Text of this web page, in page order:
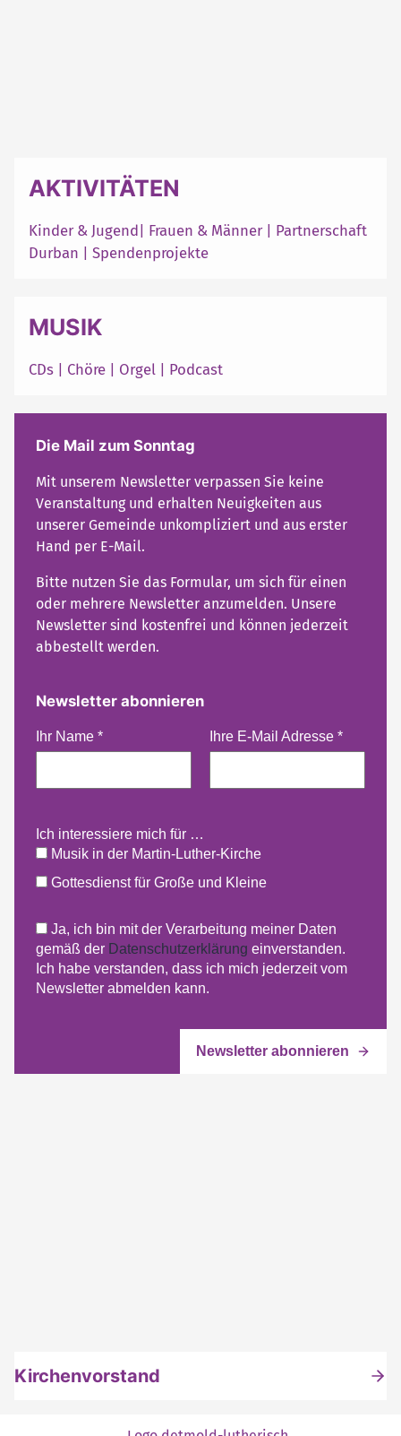
AKTIVITÄTEN
Kinder & Jugend Frauen & Männer| Partnerschaft
Durban
Spendenprojekte
MUSIK
CDs Chöre Orgel Podcast
Die Mail zum Sonntag
Mit unserem Newsletter verpassen Sie keine
Veranstaltung und erhalten Neuigkeiten aus
unserer Gemeinde unkompliziert und aus erster
Hand per E-Mail.
Bitte nutzen Sie das Formular, um sich für einen
oder mehrere Newsletter anzumelden. Unsere
Newsletter sind kostenfrei und können jederzeit
abbestellt werden.
Newsletter abonnieren
Ihr Name * Ihre E-Mail Adresse *
Ich interessiere mich für …
Musik in der Martin-Luther-Kirche
Gottesdienst für Große und Kleine
Ja, ich bin mit der Verarbeitung meiner Daten
gemäß der Datenschutzerklärung einverstanden.
Ich habe verstanden, dass ich mich jederzeit vom
Newsletter abmelden kann.
Kirchenvorstand